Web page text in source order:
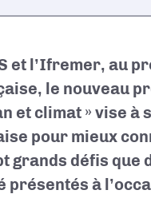
et l’Ifremer, au
le nouveau
et climat » vise
pour mieux
grands défis que
présentés à